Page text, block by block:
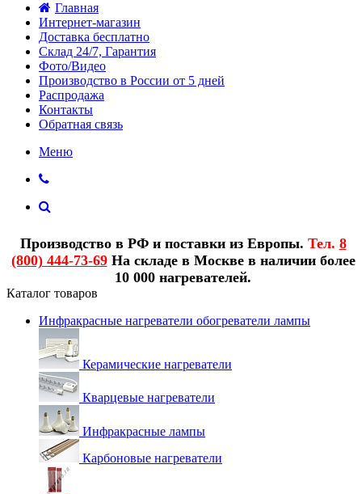
Главная
Интернет-магазин
Доставка бесплатно
Склад 24/7, Гарантия
Фото/Видео
Производство в России от 5 дней
Распродажа
Контакты
Обратная связь
Меню
Производство в РФ и поставки из Европы. Тел. 8
(800) 444-73-69На складе в Москве в наличии более
10 000 нагревателей.
Каталог товаров
Инфракрасные нагреватели обогреватели лампы
Керамические нагреватели
Кварцевые нагреватели
Инфракрасные лампы
Карбоновые нагреватели